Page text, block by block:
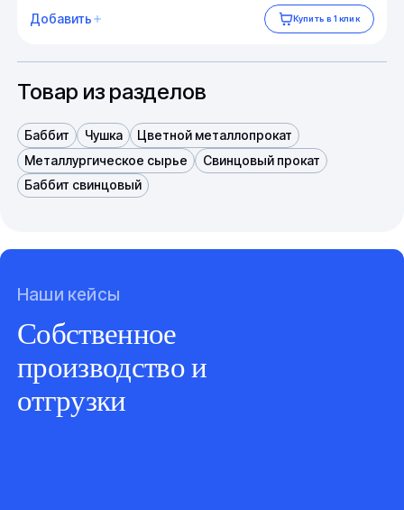
Добавить Купить в 1 клик
Товар из разделов
Баббит Чушка
Цветной металлопрокат
Металлургическое сырье
Свинцовый прокат
Баббит свинцовый
Наши кейсы
Собственное
производство и
отгрузки